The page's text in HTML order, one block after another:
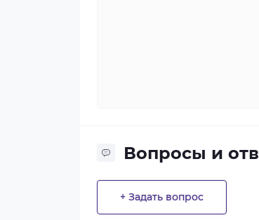
Вопросы и
+ Задать вопрос